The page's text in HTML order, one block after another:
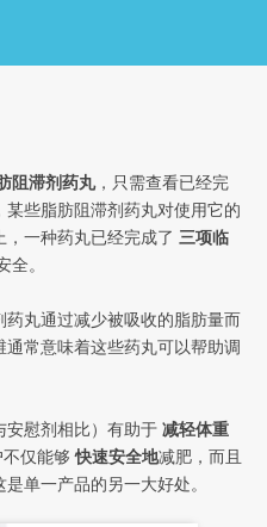
阻滞剂药丸，只需查看已经完
些脂肪阻滞剂药丸对使用它的
一种药丸已经完成了 三项临
全。
丸通过减少被吸收的脂肪量而
常意味着这些药丸可以帮助调
安慰剂相比）有助于 减轻体重
不仅能够快速安全地减肥，而且
单一产品的另一大好处。